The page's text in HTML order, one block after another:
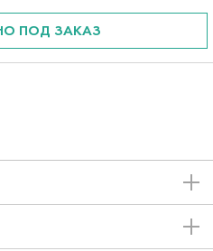
ПОД ЗАКАЗ